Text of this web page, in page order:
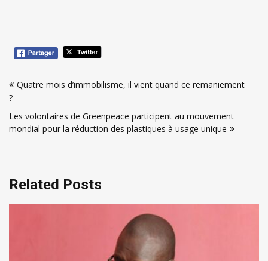
de
l’article
Quatre mois d’immobilisme, il vient quand ce remaniement
?
Les volontaires de Greenpeace participent au mouvement
mondial pour la réduction des plastiques à usage unique
Related Posts